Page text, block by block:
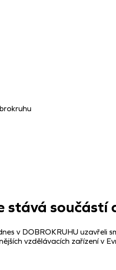
stává součástí
v DOBROKRUHU
vzdělávacích zařízení v